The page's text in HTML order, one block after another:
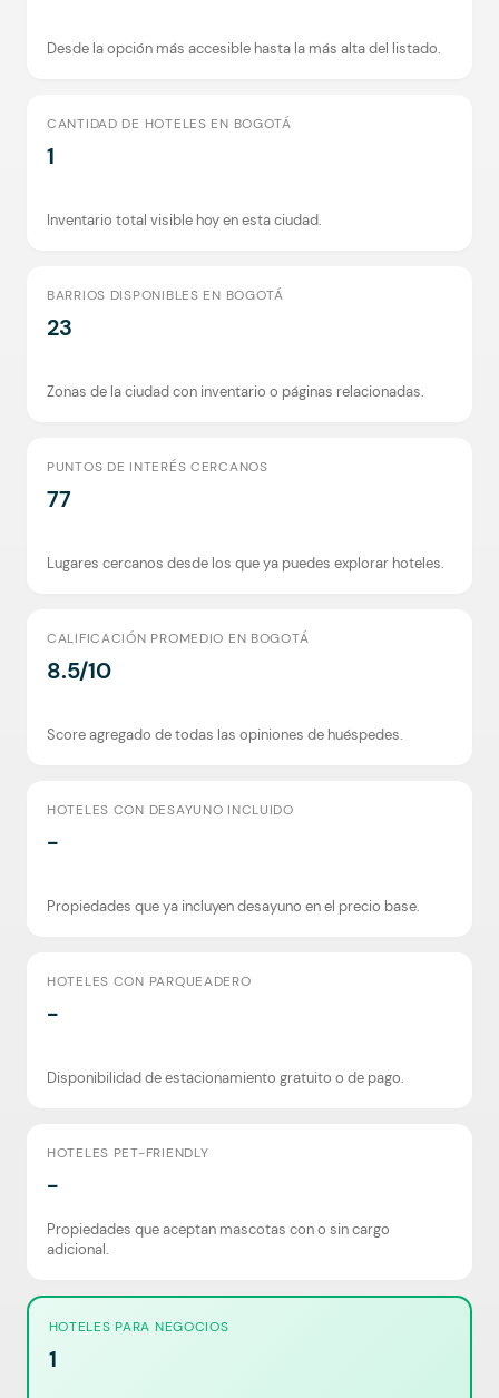
Desde la opción más accesible hasta la más alta del listado.
CANTIDAD DE HOTELES EN BOGOTÁ
1
Inventario total visible hoy en esta ciudad.
BARRIOS DISPONIBLES EN BOGOTÁ
23
Zonas de la ciudad con inventario o páginas relacionadas.
PUNTOS DE INTERÉS CERCANOS
77
Lugares cercanos desde los que ya puedes explorar hoteles.
CALIFICACIÓN PROMEDIO EN BOGOTÁ
8.5/10
Score agregado de todas las opiniones de huéspedes.
HOTELES CON DESAYUNO INCLUIDO
-
Propiedades que ya incluyen desayuno en el precio base.
HOTELES CON PARQUEADERO
-
Disponibilidad de estacionamiento gratuito o de pago.
HOTELES PET-FRIENDLY
-
Propiedades que aceptan mascotas con o sin cargo
adicional.
HOTELES PARA NEGOCIOS
1